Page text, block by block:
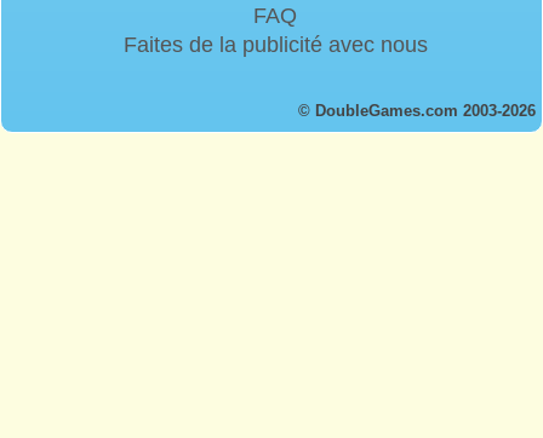
FAQ
Faites de la publicité avec nous
© DoubleGames.com 2003-2026